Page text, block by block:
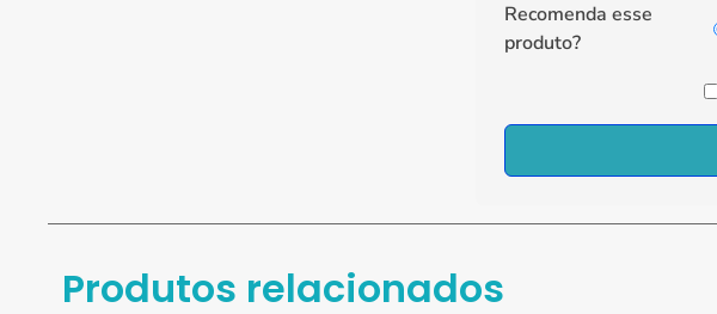
Recomenda esse
produto?
Produtos relacionados